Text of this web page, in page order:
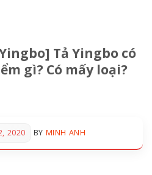
Tả Yingbo có
gì? Có mấy loại?
2020 BY MINH ANH